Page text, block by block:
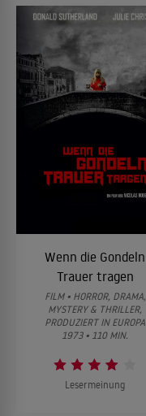
Wenn die Gondeln
Trauer tragen
FILM • HORROR, DRAMA,
MYSTERY & THRILLER,
PRODUZIERT IN EUROPA
1973 • 110 MIN.
Lesermeinung